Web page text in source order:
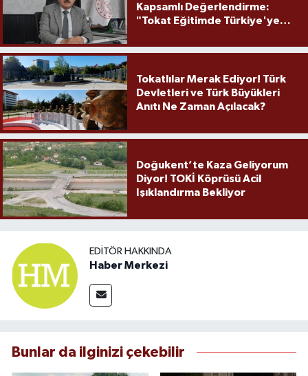
Kapsamlı Değerlendirme:
"Tokat Eğitimde Türkiye'ye
Tokatlılar Merak Ediyor! Türk
Devletleri ve Türk Büyükleri
Anıtı Ne Zaman Açılacak?
Doğukent’te Kaza Geliyorum
Diyor! TOKİ Köprüsü Acil
Işıklandırma Bekliyor
EDITÖR HAKKINDA
Haber Merkezi
Bunlar da ilginizi çekebilir